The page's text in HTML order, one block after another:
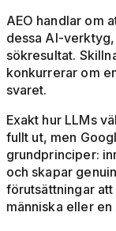
AEO handlar om
dessa AI-
sökresultat.
konkurrerar om
svaret.
Exakt hur LLMs
fullt ut, men
grundprinciper:
och skapar
förutsättningar
människa eller